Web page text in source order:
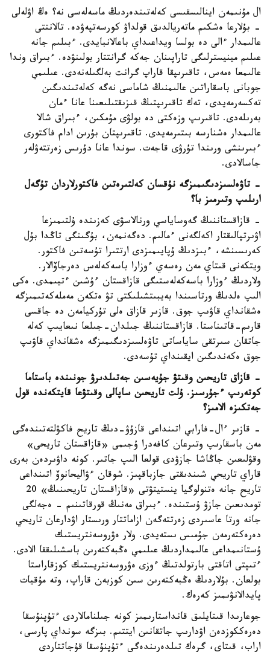
ال مۇنىمەن اينالىسقىسى كەلەتىندەردىڭ ماسەلەسى نە؟ ەڭ اۋلەلى
- بۇلارعا ەشكىم ماتەريالدىق قولداۋ كورسەتپەۋدە. تالانتتى
عالىمدار ءالى دە بولسا ويداعىداي باعالانبايدى. ءبىلىم جانە
عىلىم مينيسترلىگى تاراپىنان جەكە گرانتتار بولىنۋدە. ءبىراق وندا
عالىمعا ەمەس، تاقىرىپقا قاراپ گرانت بەلگىلەنەدى. عىلىمي
جوبانى باسقاراتىن عالىمنىڭ شاماسى نەگە كەلەتىندىگىن
تەكسەرمەيدى، تەك تاقىرىپتىڭ قىزىقتىلىعىنا عانا ءمان
بەرىلەدى. تاقىرىپ وزەكتى دە بولۋى مۇمكىن، ءبىراق شالا
عالىمدار ەشنارسە بىتىرمەيدى. تاقىرىپتان بۇرىن ادام فاكتورى
ءبىرىنشى ورىندا تۇرۋى قاجەت. سوندا عانا دۇرىس زەرتتەۋلەر
جاسالادى.
- تاۋەلسىزدىگىمىزگە نۇقسان كەلتىرەتىن فاكتورلاردان تۇگەل
ارىلىپ وتىرمىز با؟
- قازاقستاننىڭ گەوساياسي ورنالاسۋى كەزىندە ۇلتىمىزعا
اۋىرتپالىقتار اكەلگەنى ءمالىم. دەگەنمەن، بۇگىنگى تاڭدا بۇل
كەرىسىنشە، ءبىزدىڭ ۇپايىمىزدى ارتتىرا تۇسەتىن فاكتور.
ويتكەنى قىتاي مەن رەسەي ءوزارا باسەكەلەس دەرجاۆالار.
ولاردىڭ ءوزارا باسەكەلەستىگى قازاقستان ءۇشىن ءتيىمدى. ەكى
الىپ ەلدىڭ ورتاسىندا بەيبىتشىلىكتى تۋ ەتكەن مەملەكەتىمىزگە
ەشقانداي قاۋىپ جوق. قازىر قازاق ەلى تۇركيامەن دە جاقسى
قارىم-قاتىناستا. قازاقستاننىڭ جىلدان-جىلعا نىعايىپ كەلە
جاتقان سىرتقى ساياساتى تاۋەلسىزدىگىمىزگە ەشقانداي قاۋىپ
جوق ەكەندىگىن ايقىنداي تۇسەدى.
- قازاق تاريحىن وقىتۋ جۇيەسىن جەتىلدىرۋ جونىندە باستاما
كوتەرىپ ءجۇرسىز. ۇلت تاريحىن ساپالى وقىتۋعا قايتكەندە قول
جەتكىزە الامىز؟
- قازىر ءال-فارابي اتىنداعى قازۇۋ-دىڭ تاريح فاكۋلتەتىندەگى
مەن باسقارىپ وتىرعان كافەدرا ۇجىمى «قازاقستان تاريحى»
وقۋلىعىن جاڭاشا جازۋدى قولعا الىپ جاتىر. كونە داۋىردەن بەرى
قاراي تاريحي شىندىقتى جازباقپىز. شوقان ءۋاليحانوۆ اتىنداعى
تاريح جانە ەتنولوگيا ينستيتۋتى «قازاقستان تاريحىنىڭ» 20
تومدىعىن جازۋ ۇستىندە. ءبىراق مەنىڭ قورقاتىنىم - ەجەلگى
جانە ورتا عاسىردى زەرتتەگەن ازاماتتار ورىستار اۋدارعان تاريحي
دەرەكتەرمەن جۇمىس ىستەيدى. ولار ەۋروسەنتريستىك
ۇستانىمداعى عالىمداردىڭ عىلىمي ەڭبەكتەرىن باسشىلىققا الادى.
ءتىپتى اتاقتى بارتولدتىڭ ءوزى ەۋروسەنتريستىك كوزقاراستا
بولعان. بۇلاردىڭ ەڭبەكتەرىن سىن كوزبەن قاراپ، وتە مۇقيات
پايدالانۋىمىز كەرەك.
جوعارىدا قىتايلىق قانداستارىمىز كونە جىلنامالاردى ءتۇپنۇسقا
دەرەككوزدەن اۋدارىپ جاتقانىن ايتتىم. بىزگە سونداي پارسى،
اراب، قىتاي، گرەك تىلدەرىندەگى ءتۇپنۇسقا قۇجاتتاردى